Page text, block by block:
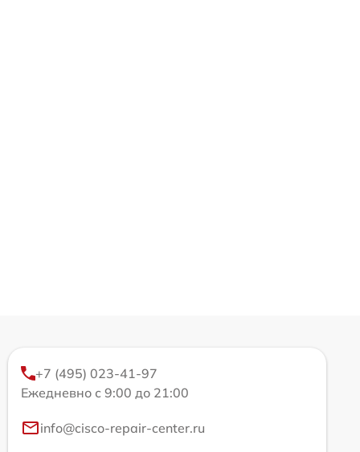
+7 (495) 023-41-97
Ежедневно с 9:00 до 21:00
info@cisco-repair-center.ru